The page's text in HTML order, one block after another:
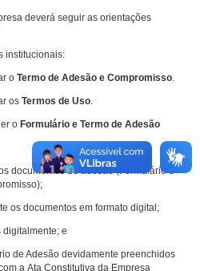
deverá seguir as orientações
institucionais:
o Termo de Adesão e Compromisso.
os Termos de Uso.
o Formulário e Termo de Adesão
documentos de adesão (Formulário e
os documentos em formato digital;
digitalmente; e
de Adesão devidamente preenchidos
a Ata Constitutiva da Empresa